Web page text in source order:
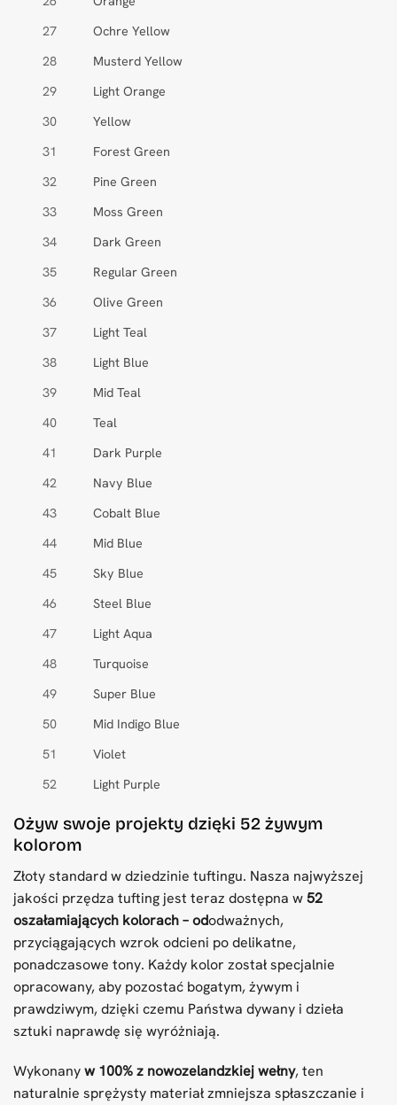
27
Ochre Yellow
28
Musterd Yellow
29
Light Orange
30
Yellow
31
Forest Green
32
Pine Green
33
Moss Green
34
Dark Green
35
Regular Green
36
Olive Green
37
Light Teal
38
Light Blue
39
Mid Teal
40
Teal
41
Dark Purple
42
Navy Blue
43
Cobalt Blue
44
Mid Blue
45
Sky Blue
46
Steel Blue
47
Light Aqua
48
Turquoise
49
Super Blue
50
Mid Indigo Blue
51
Violet
52
Light Purple
Ożyw swoje projekty dzięki 52 żywym
kolorom
Złoty standard w dziedzinie tuftingu. Nasza najwyższej
jakości przędza tufting jest teraz dostępna w52
oszałamiających kolorach – ododważnych,
przyciągających wzrok odcieni po delikatne,
ponadczasowe tony. Każdy kolor został specjalnie
opracowany, aby pozostać bogatym, żywym i
prawdziwym, dzięki czemu Państwa dywany i dzieła
sztuki naprawdę się wyróżniają.
Wykonanyw 100% z nowozelandzkiej wełny, ten
naturalnie sprężysty materiał zmniejsza spłaszczanie i